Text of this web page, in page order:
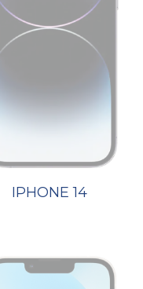
IPHONE 14